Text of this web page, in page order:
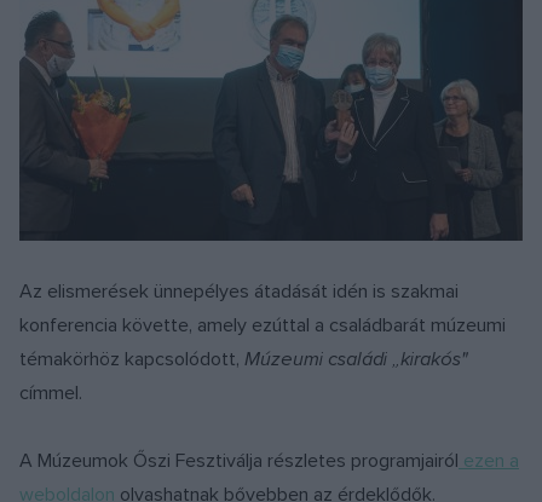
Az elismerések ünnepélyes átadását idén is szakmai
konferencia követte, amely ezúttal a családbarát múzeumi
témakörhöz kapcsolódott, Múzeumi családi „kirakós"
címmel.
A Múzeumok Őszi Fesztiválja részletes programjairól ezen a
weboldalon olvashatnak bővebben az érdeklődők.